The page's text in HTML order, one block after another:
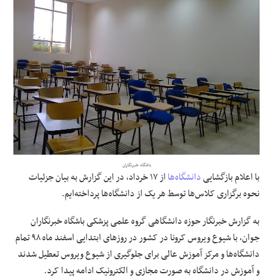
حوادث
علوم و فن آوری
مقالات
باشگاه خبرنگاران
با اعلام بازگشاییدانشگاه‌ها
از ۱۷ خرداد، در این گزارش به بیان جزئیات
نحوه برگزاری کلاس‌ها توسط هر یک از دانشگاه‌ها پرداخته‌ایم.
به گزارش خبرنگارحوزه دانشگاهی گروه علمی پزشکی باشگاه خبرنگاران
جوان،
با شیوع ویروس کرونا در کشور در روز‌های ابتدایی اسفند ماه ۹۸ تمام
دانشگاه‌ها و مرکز آموزش عالی برای جلوگیری از شیوع ویروس تعطیل شدند
و آموزش در دانشگاه‌ به صورت مجازی و الکترونیک ادامه پیدا کرد.